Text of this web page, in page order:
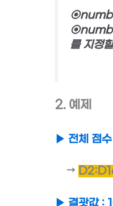
를 지정
2. 예제
▶ 전체 점
→
▶ 결괏값 :